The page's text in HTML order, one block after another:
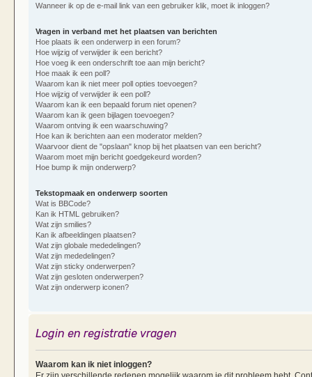
Wanneer ik op de e-mail link van een gebruiker klik, moet ik inloggen?
Vragen in verband met het plaatsen van berichten
Hoe plaats ik een onderwerp in een forum?
Hoe wijzig of verwijder ik een bericht?
Hoe voeg ik een onderschrift toe aan mijn bericht?
Hoe maak ik een poll?
Waarom kan ik niet meer poll opties toevoegen?
Hoe wijzig of verwijder ik een poll?
Waarom kan ik een bepaald forum niet openen?
Waarom kan ik geen bijlagen toevoegen?
Waarom ontving ik een waarschuwing?
Hoe kan ik berichten aan een moderator melden?
Waarvoor dient de "opslaan" knop bij het plaatsen van een bericht?
Waarom moet mijn bericht goedgekeurd worden?
Hoe bump ik mijn onderwerp?
Tekstopmaak en onderwerp soorten
Wat is BBCode?
Kan ik HTML gebruiken?
Wat zijn smilies?
Kan ik afbeeldingen plaatsen?
Wat zijn globale mededelingen?
Wat zijn mededelingen?
Wat zijn sticky onderwerpen?
Wat zijn gesloten onderwerpen?
Wat zijn onderwerp iconen?
Login en registratie vragen
Waarom kan ik niet inloggen?